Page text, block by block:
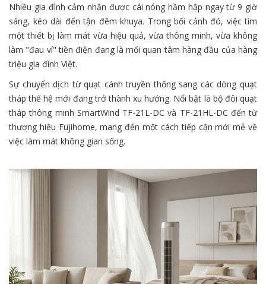
Nhiều gia đình cảm nhận được cái nóng hầm hập ngay từ 9 giờ
sáng, kéo dài đến tận đêm khuya. Trong bối cảnh đó, việc tìm
một thiết bị làm mát vừa hiệu quả, vừa thông minh, vừa không
làm "đau ví" tiền điện đang là mối quan tâm hàng đầu của hàng
triệu gia đình Việt.
Sự chuyển dịch từ quạt cánh truyền thống sang các dòng quạt
tháp thế hệ mới đang trở thành xu hướng. Nổi bật là bộ đôi quạt
tháp thông minh SmartWind TF-21L-DC và TF-21HL-DC đến từ
thương hiệu Fujihome, mang đến một cách tiếp cận mới mẻ về
việc làm mát không gian sống.